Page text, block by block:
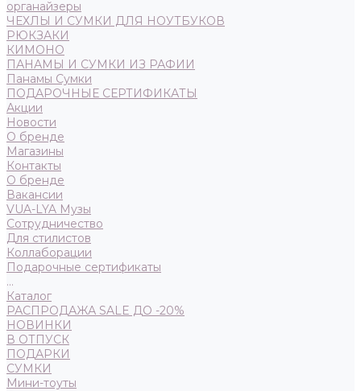
органайзеры
ЧЕХЛЫ И СУМКИ ДЛЯ НОУТБУКОВ
РЮКЗАКИ
КИМОНО
ПАНАМЫ И СУМКИ ИЗ РАФИИ
Панамы Сумки
ПОДАРОЧНЫЕ СЕРТИФИКАТЫ
Акции
Новости
О бренде
Магазины
Контакты
О бренде
Вакансии
VUA-LYA Музы
Сотрудничество
Для стилистов
Коллаборации
Подарочные сертификаты
...
Каталог
РАСПРОДАЖА SALE ДО -20%
НОВИНКИ
В ОТПУСК
ПОДАРКИ
СУМКИ
Мини-тоуты